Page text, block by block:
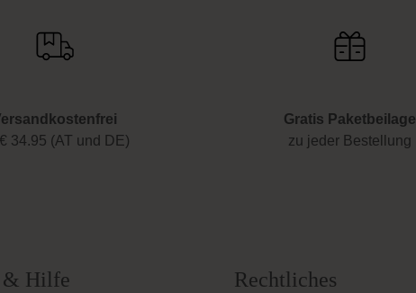
34.95 (AT und DE)
Gratis Paketbeilage
zu jeder Bestellung
& Hilfe Rechtliches